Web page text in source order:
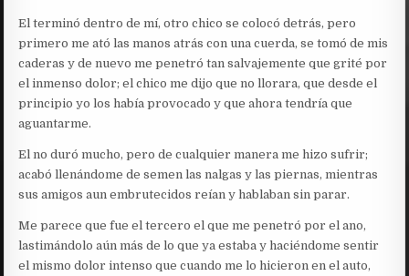
El terminó dentro de mí, otro chico se colocó detrás, pero
primero me ató las manos atrás con una cuerda, se tomó de mis
caderas y de nuevo me penetró tan salvajemente que grité por
el inmenso dolor; el chico me dijo que no llorara, que desde el
principio yo los había provocado y que ahora tendría que
aguantarme.
El no duró mucho, pero de cualquier manera me hizo sufrir;
acabó llenándome de semen las nalgas y las piernas, mientras
sus amigos aun embrutecidos reían y hablaban sin parar.
Me parece que fue el tercero el que me penetró por el ano,
lastimándolo aún más de lo que ya estaba y haciéndome sentir
el mismo dolor intenso que cuando me lo hicieron en el auto,